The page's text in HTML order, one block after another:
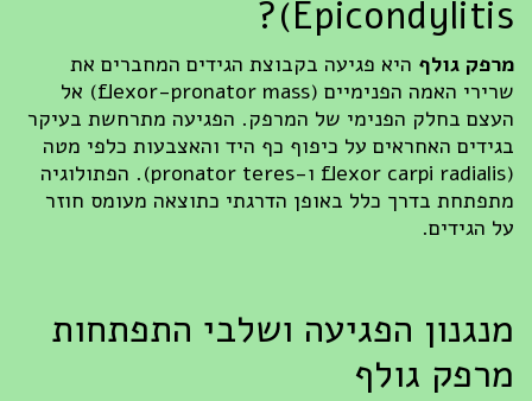
Epicondylitis)?
מרפק גולףהיא פגיעה בקבוצת הגידים המחברים את
שרירי האמה הפנימיים (flexor-pronator mass) אל
העצם בחלק הפנימי של המרפק. הפגיעה מתרחשת בעיקר
בגידים האחראים על כיפוף כף היד והאצבעות כלפי מטה
(flexor carpi radialis ו-pronator teres). הפתולוגיה
מתפתחת בדרך כלל באופן הדרגתי כתוצאה מעומס חוזר
על הגידים.
מנגנון הפגיעה ושלבי התפתחות
מרפק גולף